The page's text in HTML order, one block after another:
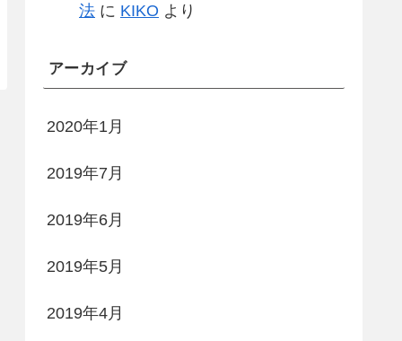
法 に KIKO より
アーカイブ
2020年1月
2019年7月
2019年6月
2019年5月
2019年4月